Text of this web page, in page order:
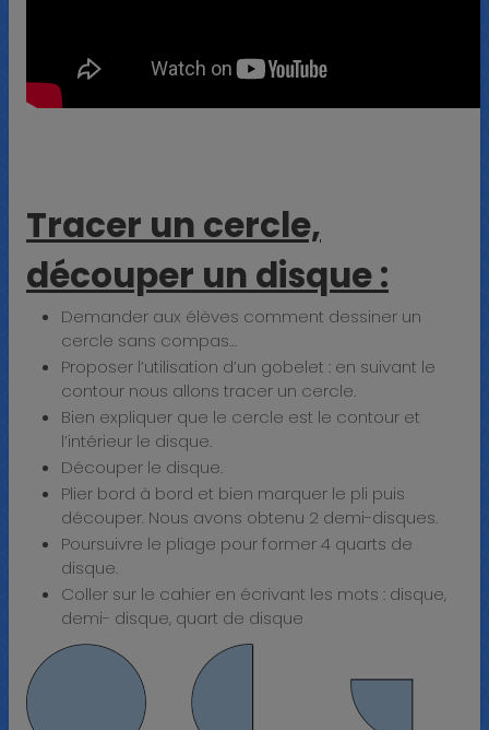
Tracer un cercle,
découper un disque :
Demander aux élèves comment dessiner un
cercle sans compas…
Proposer l’utilisation d’un gobelet : en suivant le
contour nous allons tracer un cercle.
Bien expliquer que le cercle est le contour et
l’intérieur le disque.
Découper le disque.
Plier bord à bord et bien marquer le pli puis
découper. Nous avons obtenu 2 demi-disques.
Poursuivre le pliage pour former 4 quarts de
disque.
Coller sur le cahier en écrivant les mots : disque,
demi- disque, quart de disque